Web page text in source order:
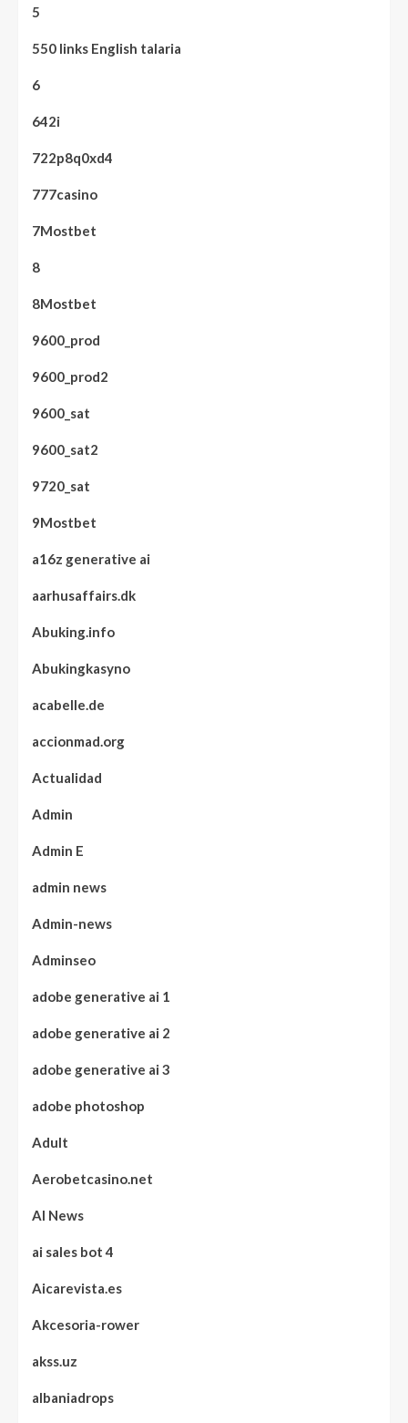
5
550 links English talaria
6
642i
722p8q0xd4
777casino
7Mostbet
8
8Mostbet
9600_prod
9600_prod2
9600_sat
9600_sat2
9720_sat
9Mostbet
a16z generative ai
aarhusaffairs.dk
Abuking.info
Abukingkasyno
acabelle.de
accionmad.org
Actualidad
Admin
Admin E
admin news
Admin-news
Adminseo
adobe generative ai 1
adobe generative ai 2
adobe generative ai 3
adobe photoshop
Adult
Aerobetcasino.net
AI News
ai sales bot 4
Aicarevista.es
Akcesoria-rower
akss.uz
albaniadrops